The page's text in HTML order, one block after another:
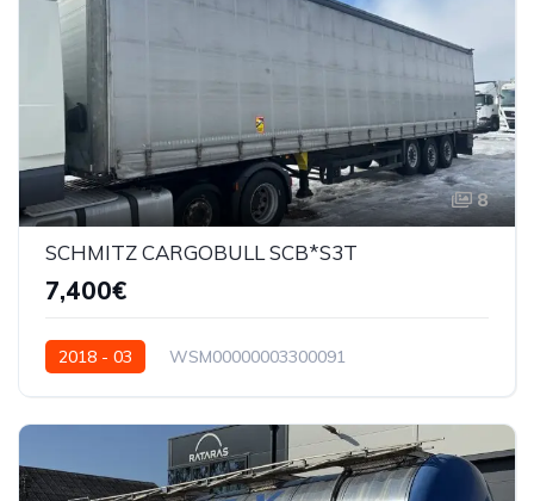
8
SCHMITZ CARGOBULL SCB*S3T
7,400€
2018 - 03 WSM00000003300091